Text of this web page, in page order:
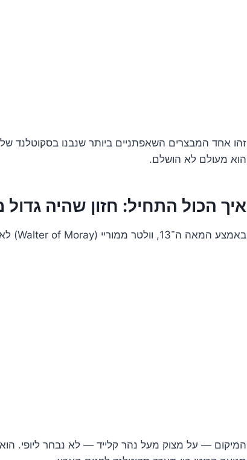
הוא מעולם לא הושלם.
איך הכול התחיל: חזון שהיה גדול
באמצע המאה ה־13, וולטר ממוריי (Walter of Moray) לא רצה "בית מבוצר". הוא רצה הצהרה.
המיקום — על מצוק מעל נהר קלייד — לא נבחר ליופי.